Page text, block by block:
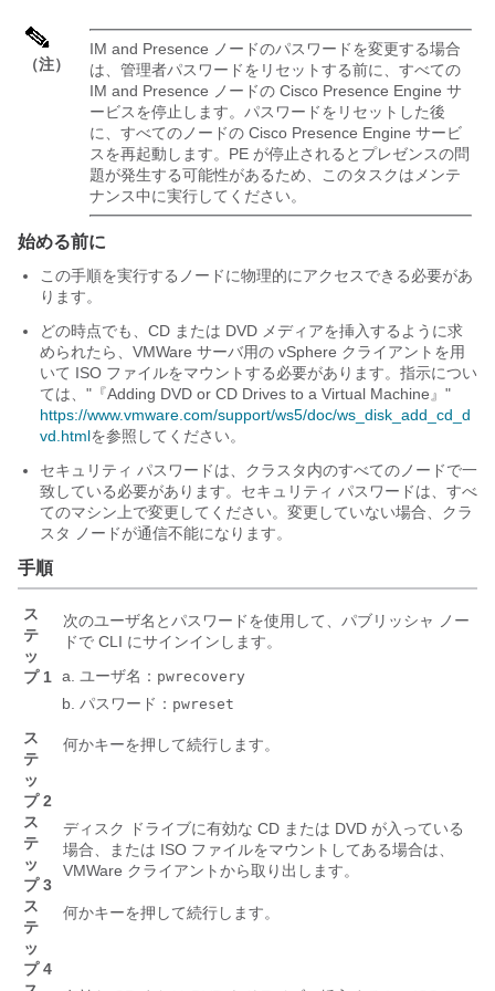
（注）
IM and Presence ノードのパスワードを変更する場合
は、管理者パスワードをリセットする前に、すべての
IM and Presence ノードの Cisco Presence Engine サ
ービスを停止します。パスワードをリセットした後
に、すべてのノードの Cisco Presence Engine サービ
スを再起動します。PE が停止されるとプレゼンスの問
題が発生する可能性があるため、このタスクはメンテ
ナンス中に実行してください。
始める前に
この手順を実行するノードに物理的にアクセスできる必要があ
ります。
どの時点でも、CD または DVD メディアを挿入するように求
められたら、VMWare サーバ用の vSphere クライアントを用
いて ISO ファイルをマウントする必要があります。指示につい
ては、 "『Adding DVD or CD Drives to a Virtual Machine』"
https://www.vmware.com/support/ws5/doc/ws_disk_add_cd_d
vd.htmlを参照してください。
セキュリティ パスワードは、クラスタ内のすべてのノードで一
致している必要があります。セキュリティ パスワードは、すべ
てのマシン上で変更してください。変更していない場合、クラ
スタ ノードが通信不能になります。
手順
ス
テ
ッ
プ 1
次のユーザ名とパスワードを使用して、パブリッシャ ノー
ドで CLI にサインインします。
ユーザ名： pwrecovery
パスワード： pwreset
ス
テ
ッ
プ 2
何かキーを押して続行します。
ス
テ
ッ
プ 3
ディスク ドライブに有効な CD または DVD が入っている
場合、または ISO ファイルをマウントしてある場合は、
VMWare クライアントから取り出します。
ス
テ
ッ
プ 4
何かキーを押して続行します。